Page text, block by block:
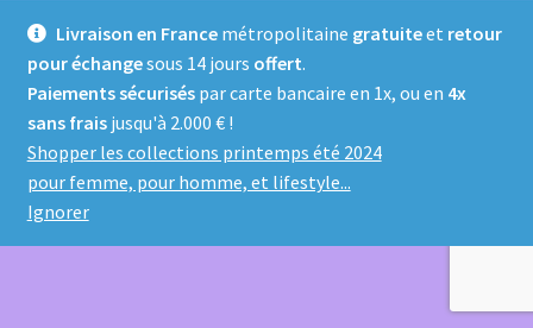
Livraison en France métropolitaine gratuiteet retour
pour échangesous 14 jours offert.
Paiements sécuriséspar carte bancaire en 1x, ou en 4x
sans fraisjusqu'à 2.000 € !
Shopper les collections printemps été 2024
pour femme, pour homme, et lifestyle...
Ignorer